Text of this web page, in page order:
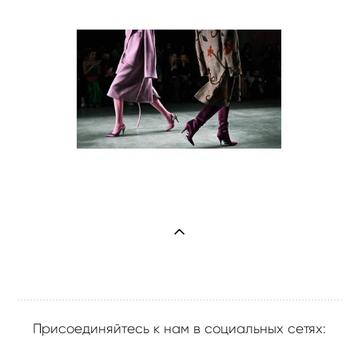
Присоединяйтесь к нам в социальных сетях: